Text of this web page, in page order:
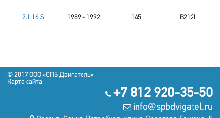
2.1 16 S 1989 - 1992 145 B212I
© 2017 OOO «СПБ Двигатель»
Карта сайта
+7 812 920-35-50
info@spbdvigatel.ru